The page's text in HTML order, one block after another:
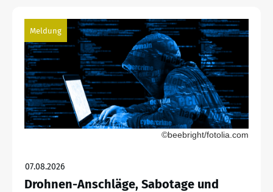
Meldung
©beebright/fotolia.com
07.08.2026
Drohnen-Anschläge, Sabotage und